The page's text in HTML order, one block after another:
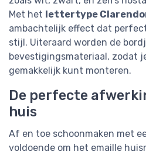
Met het lettertype
ambachtelijk effect dat
stijl. Uiteraard worden de
bevestigingsmateriaal, zodat
gemakkelijk kunt monteren.
De perfecte
huis
Af en toe schoonmaken met
voldoende om het emaille